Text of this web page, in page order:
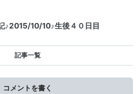
♪2015/10/10♪生後４０日目
記事一覧
コメントを書く